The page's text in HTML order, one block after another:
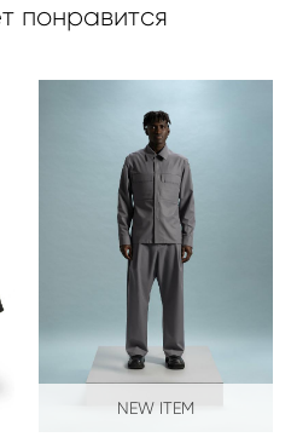
понравится
NEW ITEM